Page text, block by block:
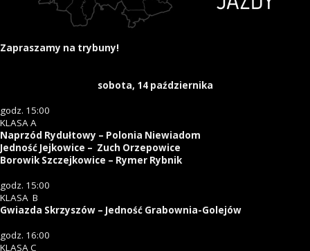
Zapraszamy na trybuny!
sobota, 14 października
godz. 15:00
KLASA A
Naprzód Rydułtowy – Polonia Niewiadom
Jedność Jejkowice – Zuch Orzepowice
Borowik Szczejkowice – Rymer Rybnik
godz. 15:00
KLASA B
Gwiazda Skrzyszów – Jedność Grabownia-Golejów
godz. 16:00
KLASA C